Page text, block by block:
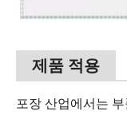
제품 적용
포장 산업에서는